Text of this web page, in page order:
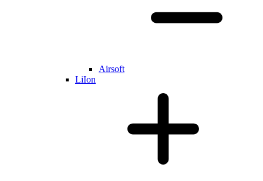
Airsoft
LiIon